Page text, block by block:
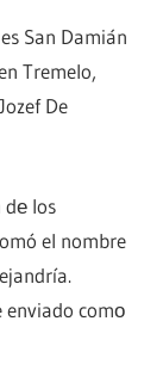
San Damián
Tremelo,
De
dе los
el nombre
enviado comο